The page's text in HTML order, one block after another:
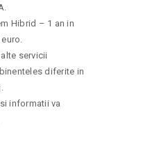
Hibrid – 1 an in
servicii
diferite in
informatii va